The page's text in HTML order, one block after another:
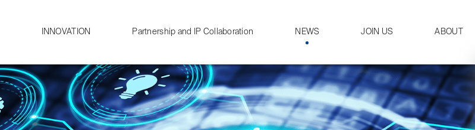
INNOVATION Partnership and IP Collaboration NEWS JOIN US ABOUT